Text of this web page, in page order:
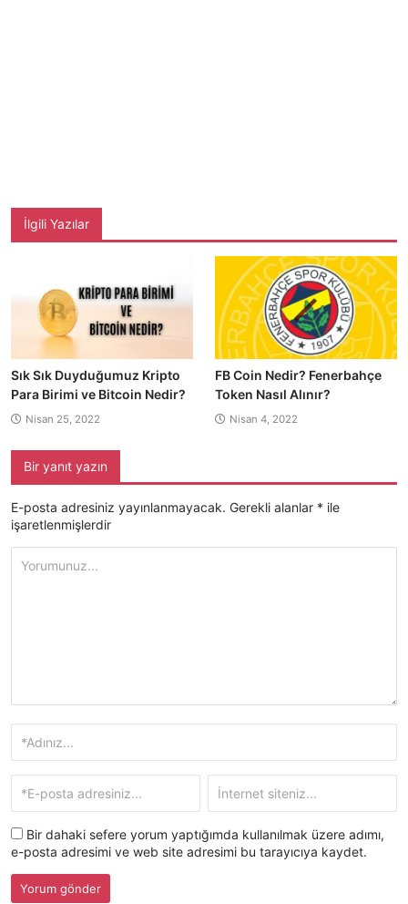
İlgili Yazılar
Sık Sık Duyduğumuz Kripto
Para Birimi ve Bitcoin Nedir?
Nisan 25, 2022
FB Coin Nedir? Fenerbahçe
Token Nasıl Alınır?
Nisan 4, 2022
Bir yanıt yazın
E-posta adresiniz yayınlanmayacak. Gerekli alanlar * ile
işaretlenmişlerdir
Bir dahaki sefere yorum yaptığımda kullanılmak üzere adımı,
e-posta adresimi ve web site adresimi bu tarayıcıya kaydet.